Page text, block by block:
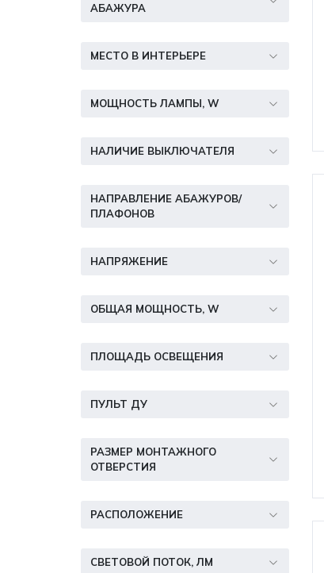
АБАЖУРА
МЕСТО В ИНТЕРЬЕРЕ
МОЩНОСТЬ ЛАМПЫ, W
НАЛИЧИЕ ВЫКЛЮЧАТЕЛЯ
НАПРАВЛЕНИЕ АБАЖУРОВ/
ПЛАФОНОВ
НАПРЯЖЕНИЕ
ОБЩАЯ МОЩНОСТЬ, W
ПЛОЩАДЬ ОСВЕЩЕНИЯ
ПУЛЬТ ДУ
РАЗМЕР МОНТАЖНОГО
ОТВЕРСТИЯ
РАСПОЛОЖЕНИЕ
СВЕТОВОЙ ПОТОК, ЛМ